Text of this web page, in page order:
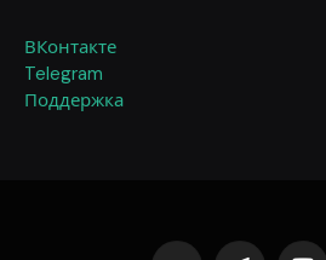
ВКонтакте
Telegram
Поддержка